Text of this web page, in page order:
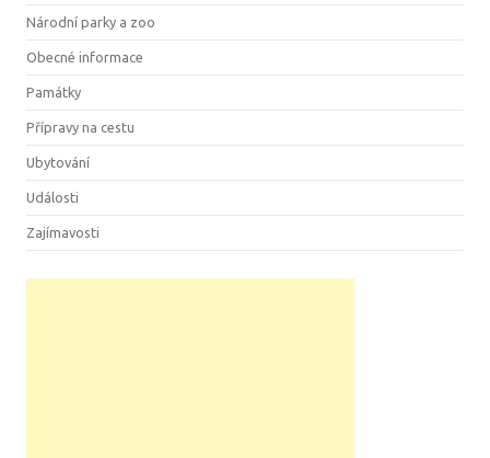
Národní parky a zoo
Obecné informace
Památky
Přípravy na cestu
Ubytování
Události
Zajímavosti